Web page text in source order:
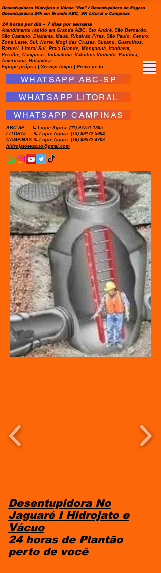
Desentupidora Hidrojato e Vácuo "Em" I Desentupidora de Esgoto
Desentupidora 24h em Grande ABC, SP, Litoral e Campinas
24 horas por dia – 7 dias por semana
Atendimento rápido em Grande ABC, Sto André, São Bernardo,
São Caetano, Diadema, Mauá, Ribeirão Pires, São Paulo, Centro,
Zona Leste, Sul, Norte, Mogi das Cruzes, Suzano, Guarulhos,
Barueri, Litoral Sul, Praia Grande, Mongaguá, Itanhaem,
Peruíbe, Campinas, Indaiatuba, Valinhos Vinhedo, Paulínia,
Americana, Holambra.
Equipe própria | Serviço limpo | Preço justo
WHATSAPP ABC-SP
WHATSAPP LITORAL
WHATSAPP CAMPINAS
ABC SP 📞 Ligue Agora: (11) 97751-1305
LITORAL
📞 Ligue Agora: (13) 99172-5904
CAMPINAS 📞 Ligue Agora: (19) 99572-4703
hidrojatoevacuo@gmai.com
Desentupidora No
Jaguaré I Hidrojato e
Vácuo
24 horas de Plantão
perto de você